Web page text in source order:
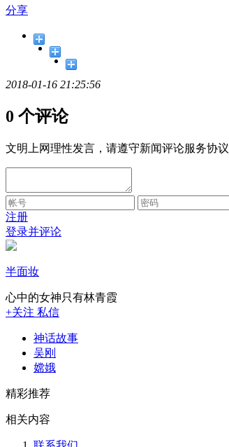
分享
2018-01-16 21:25:56
0 个评论
文明上网理性发言，请遵守新闻评论服务协议
注册
登录并评论
半面妆
心中的女神只有林青霞
+关注 私信
神话故事
吴刚
嫦娥
精彩推荐
相关内容